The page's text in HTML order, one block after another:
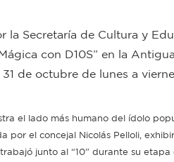
la Secretaría de Cultura y
con D10S” en la
de octubre de lunes a
el lado más humano del ídolo
por el concejal Nicolás Pelloli,
junto al “10” durante su etapa